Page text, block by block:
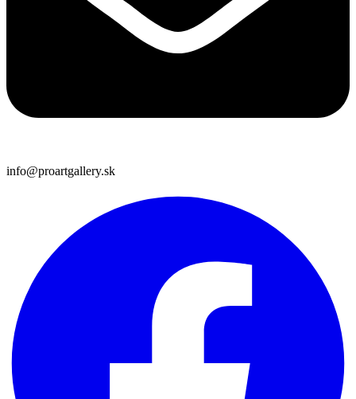
info@proartgallery.sk